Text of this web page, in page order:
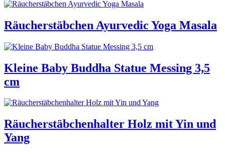
Räucherstäbchen Ayurvedic Yoga Masala
Kleine Baby Buddha Statue Messing 3,5
cm
Räucherstäbchenhalter Holz mit Yin und
Yang